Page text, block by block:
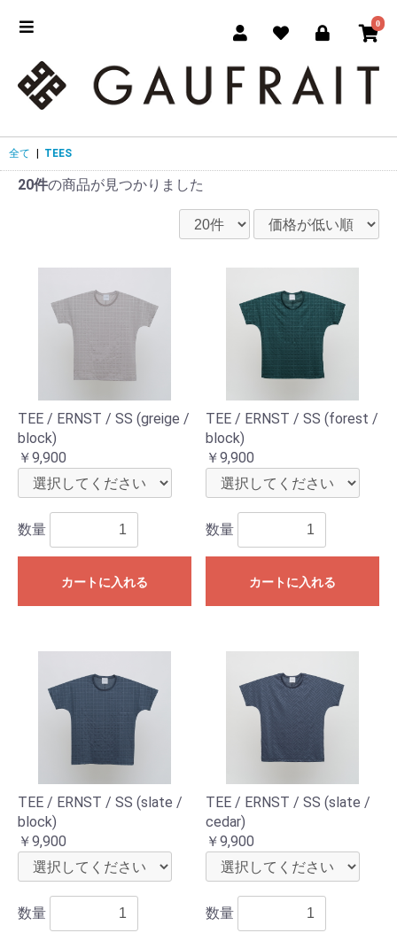
0
全て | TEES
20件の商品が見つかりました
TEE / ERNST / SS (greige /
block)
￥9,900
数量
カートに入れる
TEE / ERNST / SS (forest /
block)
￥9,900
数量
カートに入れる
TEE / ERNST / SS (slate /
block)
￥9,900
数量
TEE / ERNST / SS (slate /
cedar)
￥9,900
数量